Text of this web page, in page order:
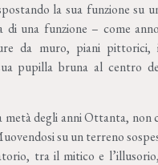
la sua funzione su
una funzione – come
da muro, piani pittorici,
pupilla bruna al centro
degli anni Ottanta, non
su un terreno
tra il mitico e